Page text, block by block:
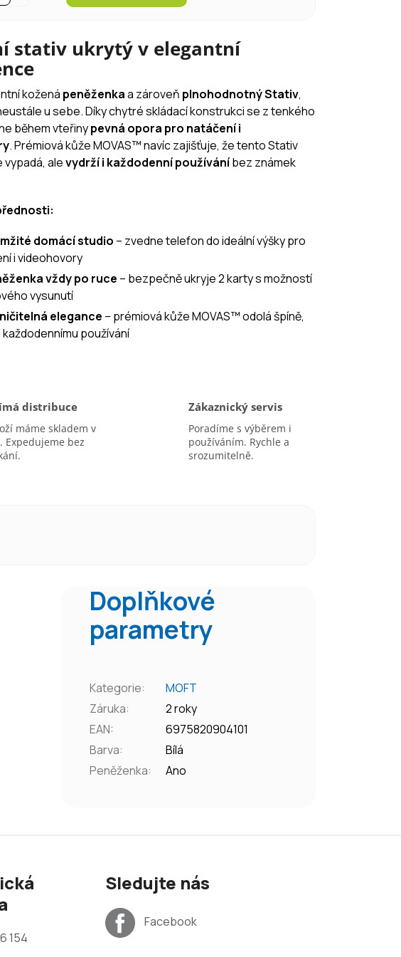
stativ ukrytý v elegantní
kožená peněženkaa zároveň plnohodnotný Stativ,
u sebe. Díky chytré skládací konstrukci se z tenkého
během vteřinypevná opora pro natáčení i
. Prémiová kůže MOVAS™ navíc zajišťuje, že tento Stativ
vypadá, alevydrží i každodenní používáníbez známek
domácí studio – zvedne telefon do ideální výšky pro
i videohovory
vždy po ruce – bezpečně ukryje 2 karty s možností
vysunutí
elegance – prémiová kůže MOVAS™ odolá špíně,
každodennímu používání
distribuce
máme skladem v
Expedujeme bez
Zákaznický servis
Poradíme s výběrem i
používáním. Rychle a
srozumitelně.
Doplňkové
parametry
Kategorie:
MOFT
Záruka:
2 roky
EAN:
6975820904101
Barva:
Bílá
Peněženka: Ano
154
Sledujte nás
Facebook